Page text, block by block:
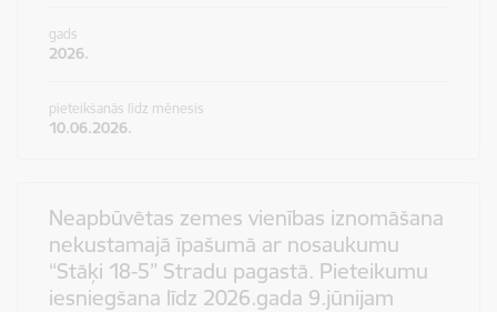
gads
2026.
pieteikšanās līdz mēnesis
10.06.2026.
Neapbūvētas zemes vienības iznomāšana
nekustamajā īpašumā ar nosaukumu
“Stāķi 18-5” Stradu pagastā. Pieteikumu
iesniegšana līdz 2026.gada 9.jūnijam